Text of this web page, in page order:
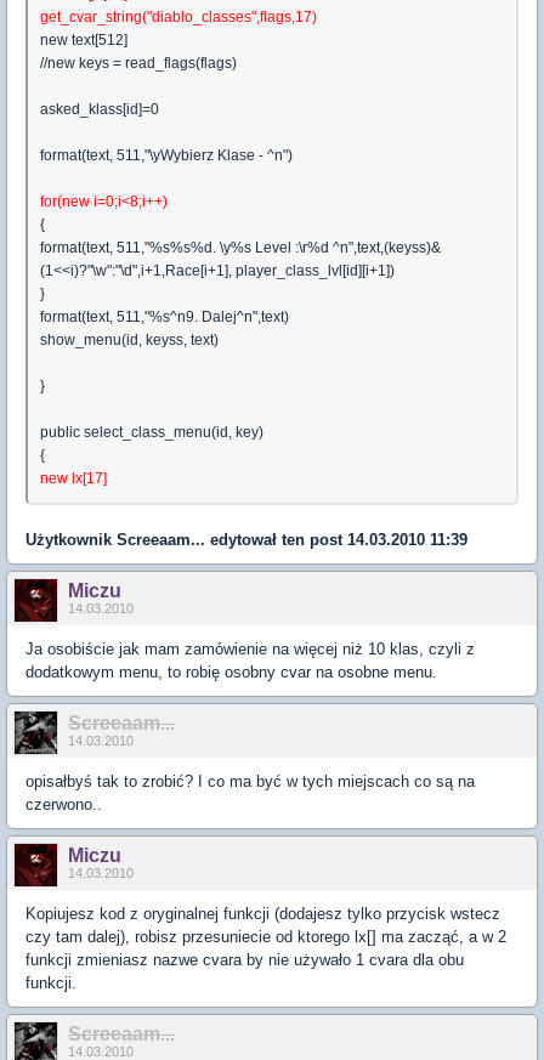
get_cvar_string("diablo_classes",flags,17)
new text[512]
//new keys = read_flags(flags)
asked_klass[id]=0
format(text, 511,"\yWybierz Klase - ^n")
for(new i=0;i<8;i++)
{
format(text, 511,"%s%s%d. \y%s Level :\r%d ^n",text,(keyss)&
(1<<i)?"\w":"\d",i+1,Race[i+1], player_class_lvl[id][i+1])
}
format(text, 511,"%s^n9. Dalej^n",text)
show_menu(id, keyss, text)
}
public select_class_menu(id, key)
{
new lx[17]
Użytkownik Screeaam... edytował ten post 14.03.2010 11:39
Miczu
14.03.2010
Ja osobiście jak mam zamówienie na więcej niż 10 klas, czyli z
dodatkowym menu, to robię osobny cvar na osobne menu.
Screeaam...
14.03.2010
opisałbyś tak to zrobić? I co ma być w tych miejscach co są na
czerwono..
Miczu
14.03.2010
Kopiujesz kod z oryginalnej funkcji (dodajesz tylko przycisk wstecz
czy tam dalej), robisz przesuniecie od ktorego lx[] ma zacząć, a w 2
funkcji zmieniasz nazwe cvara by nie używało 1 cvara dla obu
funkcji.
Screeaam...
14.03.2010